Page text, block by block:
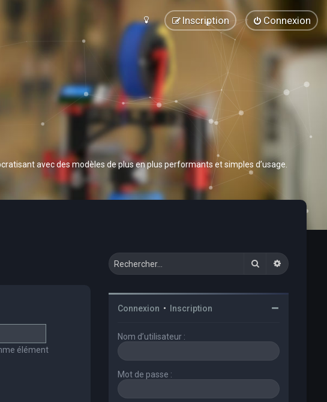
Connexion
Inscription
avec des modèles de plus en plus performants et simples d’usage.
élément
Rechercher
Connexion • Inscription
Nom d’utilisateur :
Mot de passe :